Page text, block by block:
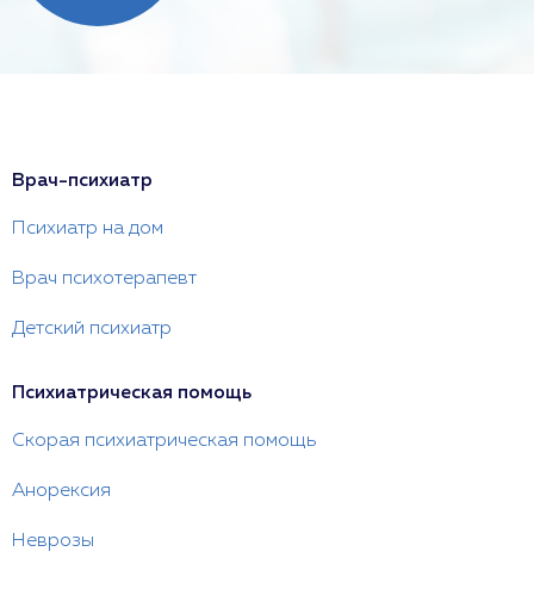
Врач-психиатр
Психиатр на дом
Врач психотерапевт
Детский психиатр
Психиатрическая помощь
Скорая психиатрическая помощь
Анорексия
Неврозы